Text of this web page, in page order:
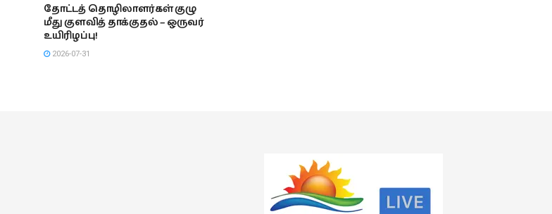
தோட்டத் தொழிலாளர்கள் குழு
மீது குளவித் தாக்குதல் – ஒருவர்
உயிரிழப்பு!
2026-07-31